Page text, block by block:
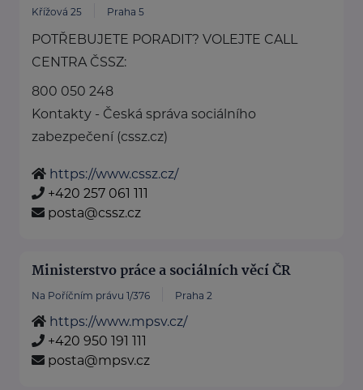
Křížová 25 Praha 5
POTŘEBUJETE PORADIT? VOLEJTE CALL
CENTRA ČSSZ:
800 050 248
Kontakty - Česká správa sociálního
zabezpečení (cssz.cz)
https://www.cssz.cz/
+420 257 061 111
posta@cssz.cz
Ministerstvo práce a sociálních věcí ČR
Na Poříčním právu 1/376 Praha 2
https://www.mpsv.cz/
+420 950 191 111
posta@mpsv.cz